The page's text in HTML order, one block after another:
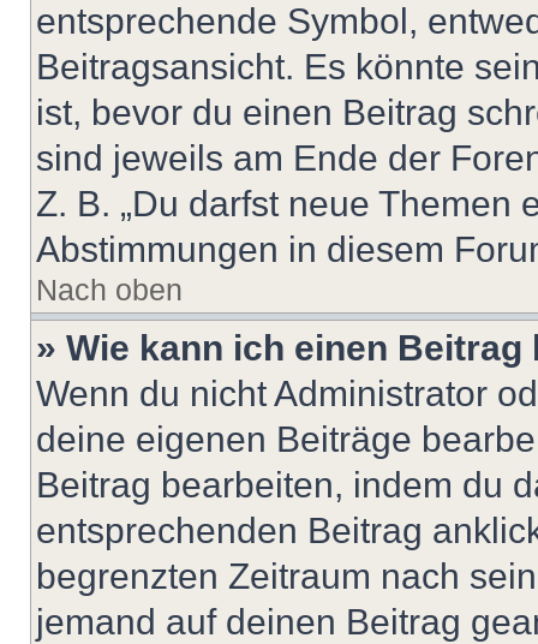
entsprechende Symbol,
Beitragsansicht. Es könnte
ist, bevor du einen Beitrag
sind jeweils am Ende der
Z. B. „Du darfst neue Themen
Abstimmungen in diesem
Nach oben
» Wie kann ich einen
Wenn du nicht Administrator
deine eigenen Beiträge
Beitrag bearbeiten, indem du
entsprechenden Beitrag
begrenzten Zeitraum nach
jemand auf deinen Beitrag